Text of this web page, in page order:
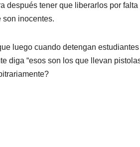
después tener que liberarlos por falta
son inocentes.
luego cuando detengan
diga “esos son los que llevan